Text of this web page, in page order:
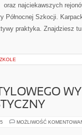
oraz najciekawszych
Północnej Szkocji.
praktyka. Znajdziesz
MOŻLIWOŚĆ